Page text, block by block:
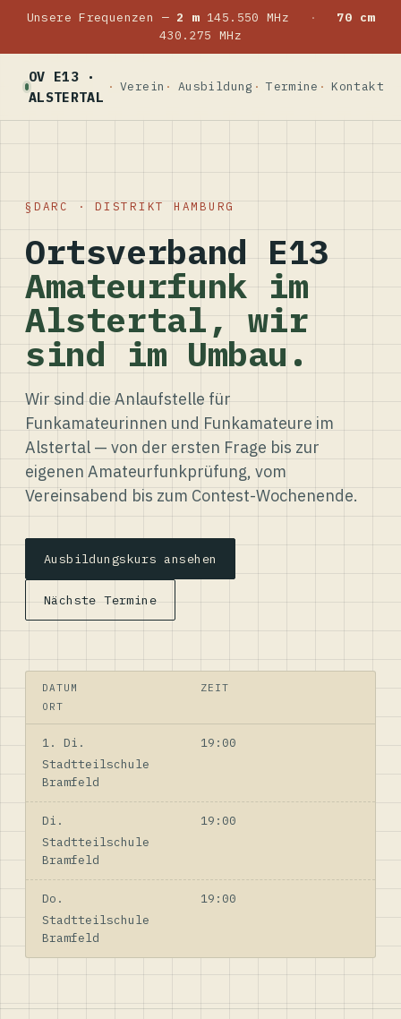
Unsere Frequenzen — 2 m145.550 MHz ·
70 cm
430.275 MHz
OV E13 ·
ALSTERTAL
Verein Ausbildung Termine Kontakt
DARC · DISTRIKT HAMBURG
Ortsverband E13
Amateurfunk im
Alstertal, wir
sind im Umbau.
Wir sind die Anlaufstelle für
Funkamateurinnen und Funkamateure im
Alstertal — von der ersten Frage bis zur
eigenen Amateurfunkprüfung, vom
Vereinsabend bis zum Contest-Wochenende.
Ausbildungskurs ansehen
Nächste Termine
DATUM
ZEIT
ORT
1. Di.
19:00
Stadtteilschule
Bramfeld
Di.
19:00
Stadtteilschule
Bramfeld
Do.
19:00
Stadtteilschule
Bramfeld